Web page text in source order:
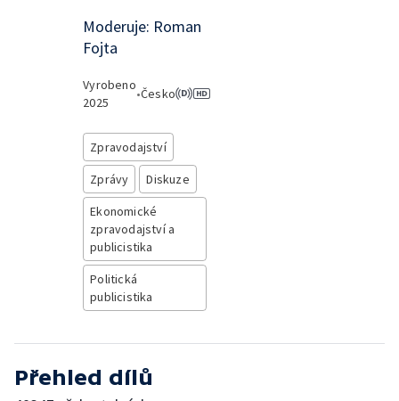
Moderuje: Roman
Fojta
Vyrobeno
2025
•Česko
Zpravodajství
Zprávy
Diskuze
Ekonomické
zpravodajství a
publicistika
Politická
publicistika
Přehled dílů